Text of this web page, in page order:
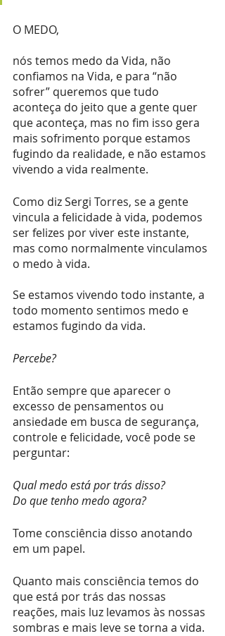
O MEDO,
nós temos medo da Vida, não
confiamos na Vida, e para “não
sofrer” queremos que tudo
aconteça do jeito que a gente quer
que aconteça, mas no fim isso gera
mais sofrimento porque estamos
fugindo da realidade, e não estamos
vivendo a vida realmente.
Como diz Sergi Torres, se a gente
vincula a felicidade à vida, podemos
ser felizes por viver este instante,
mas como normalmente vinculamos
o medo à vida.
Se estamos vivendo todo instante, a
todo momento sentimos medo e
estamos fugindo da vida.
Percebe?
Então sempre que aparecer o
excesso de pensamentos ou
ansiedade em busca de segurança,
controle e felicidade, você pode se
perguntar:
Qual medo está por trás disso?
Do que tenho medo agora?
Tome consciência disso anotando
em um papel.
Quanto mais consciência temos do
que está por trás das nossas
reações, mais luz levamos às nossas
sombras e mais leve se torna a vida.